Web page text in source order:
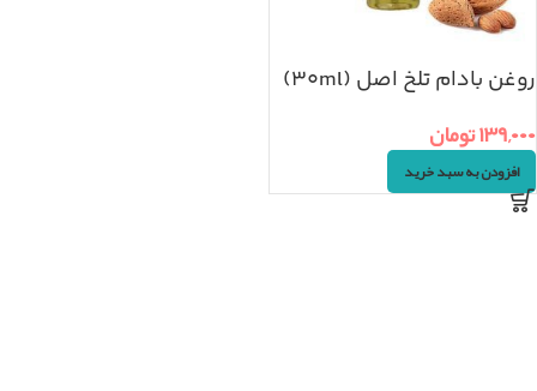
روغن بادام تلخ اصل (۳۰ml)
۱۳۹,۰۰۰تومان
افزودن به سبد خرید